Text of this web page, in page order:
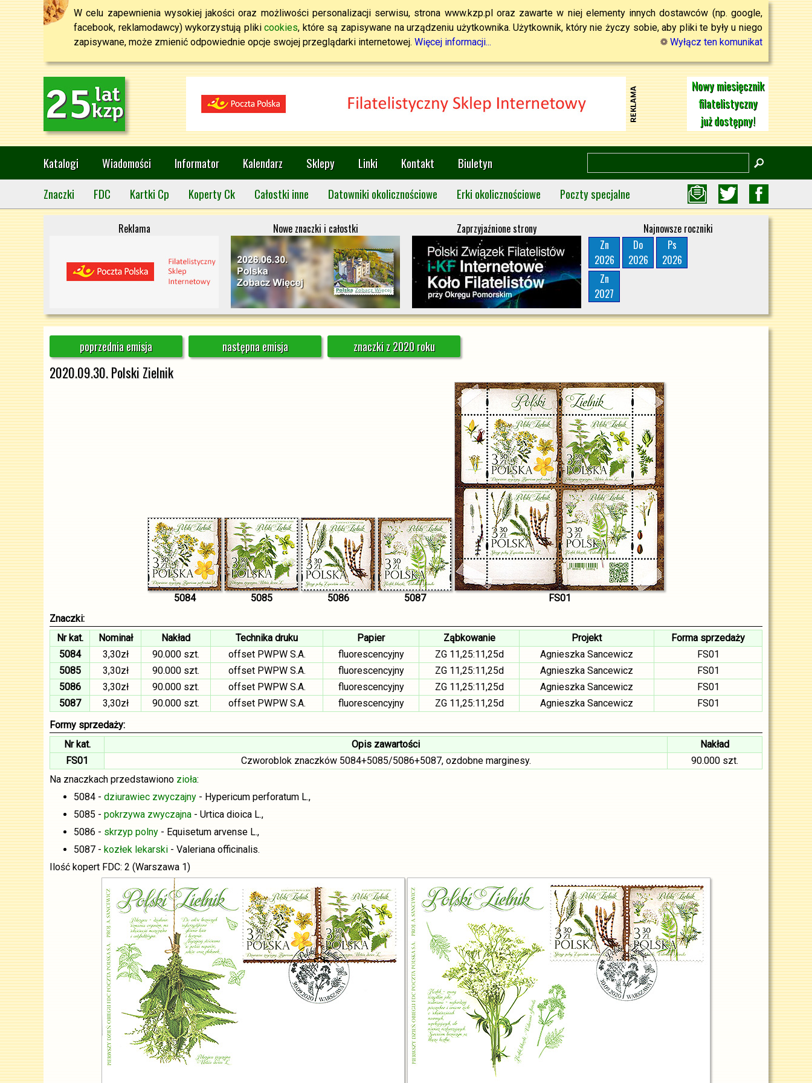
W celu zapewnienia wysokiej jakości oraz możliwości personalizacji serwisu, strona www.kzp.pl oraz zawarte w niej elementy innych dostawców (np. google,
facebook, reklamodawcy) wykorzystują plikicookies, które są zapisywane na urządzeniu użytkownika. Użytkownik, który nie życzy sobie, aby pliki te były u niego
zapisywane, może zmienić odpowiednie opcje swojej przeglądarki internetowej. Więcej informacji... Wyłącz ten komunikat
Nowy miesięcznik
filatelistyczny
już dostępny!
Katalogi Wiadomości Informator Kalendarz Sklepy Linki Kontakt
Biuletyn
Znaczki
FDC Kartki Cp Koperty Ck Całostki inne Datowniki okolicznościowe Erki okolicznościowe Poczty specjalne
Reklama Nowe znaczki i całostki Zaprzyjaźnione strony
Najnowsze roczniki
Zn
2026
Do
2026
Ps
2026
Zn
2027
poprzednia emisja następna emisja znaczki z 2020 roku
2020.09.30. Polski Zielnik
5084 5085 5086 5087
FS01
Znaczki:
Nr kat.
Nominał Nakład Technika druku Papier Ząbkowanie Projekt
Forma sprzedaży
5084
3,30zł 90.000 szt. offset PWPW S.A. fluorescencyjny ZG 11,25:11,25d Agnieszka Sancewicz
FS01
5085
3,30zł 90.000 szt. offset PWPW S.A. fluorescencyjny ZG 11,25:11,25d Agnieszka Sancewicz
FS01
5086
3,30zł 90.000 szt. offset PWPW S.A. fluorescencyjny ZG 11,25:11,25d Agnieszka Sancewicz
FS01
5087
3,30zł 90.000 szt. offset PWPW S.A. fluorescencyjny ZG 11,25:11,25d Agnieszka Sancewicz
FS01
Formy sprzedaży:
Nr kat.
Opis zawartości
Nakład
FS01
Czworoblok znaczków 5084+5085/5086+5087, ozdobne marginesy.
90.000 szt.
Na znaczkach przedstawiono zioła:
5084 - dziurawiec zwyczajny - Hypericum perforatum L.,
5085 - pokrzywa zwyczajna - Urtica dioica L.,
5086 - skrzyp polny - Equisetum arvense L.,
5087 - kozłek lekarski - Valeriana officinalis.
Ilość kopert FDC: 2 (Warszawa 1)